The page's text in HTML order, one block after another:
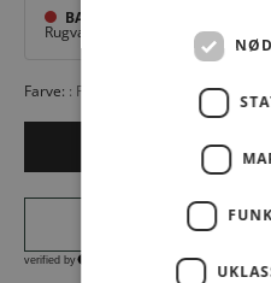
BAGGI Tarup Center
Rugvang 36, Odense NV
Farve: FONDUE FUDGE 10913